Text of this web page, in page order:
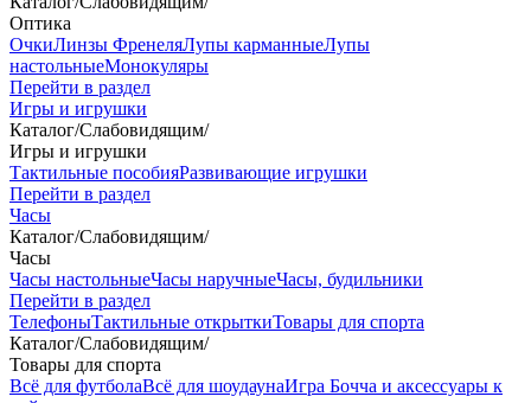
Оптика
ОчкиЛинзы ФренеляЛупы карманныеЛупы
настольныеМонокуляры
Перейти в раздел
Игры и игрушки
Каталог/Слабовидящим/
Игры и игрушки
Тактильные пособияРазвивающие игрушки
Перейти в раздел
Часы
Каталог/Слабовидящим/
Часы
Часы настольныеЧасы наручныеЧасы, будильники
Перейти в раздел
ТелефоныТактильные открыткиТовары для спорта
Каталог/Слабовидящим/
Товары для спорта
Всё для футболаВсё для шоудаунаИгра Бочча и аксессуары к